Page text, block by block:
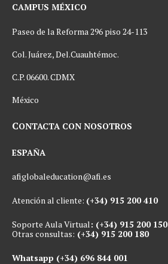
CAMPUS MÉXICO
Paseo de la Reforma 296 piso 24-113
Col. Juárez, Del.Cuauhtémoc.
C.P.06600. CDMX
México
CONTACTA CON NOSOTROS
ESPAÑA
afiglobaleducation@afi.es
Atención al cliente: (+34) 915 200 410
Soporte Aula Virtual: (+34) 915 200 150
Otras consultas: (+34) 915 200 180
Whatsapp (+34) 696 844 001